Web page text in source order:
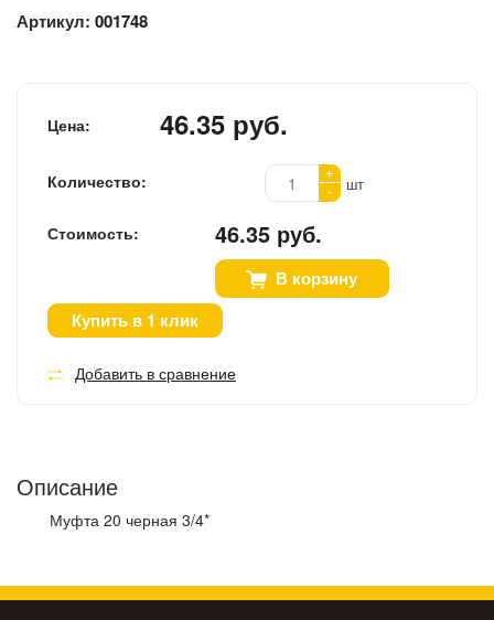
Артикул: 001748
Цена: 46.35 руб.
Количество:
+
-
шт
Стоимость: 46.35 руб.
В корзину
Купить в 1 клик
Добавить в сравнение
Описание
Муфта 20 черная 3/4*